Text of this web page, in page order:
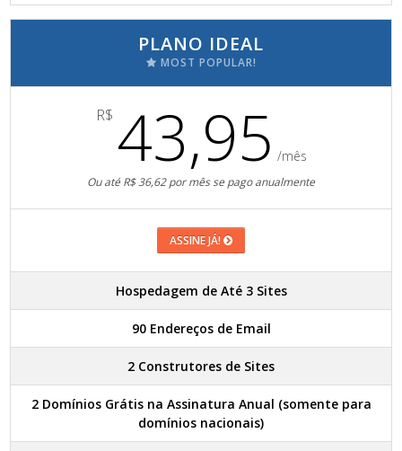
PLANO IDEAL
MOST POPULAR!
R$ 43,95 /mês
Ou até R$ 36,62 por mês se pago anualmente
ASSINE JÁ!
Hospedagem de Até 3 Sites
90 Endereços de Email
2 Construtores de Sites
2 Domínios Grátis na Assinatura Anual (somente para
domínios nacionais)